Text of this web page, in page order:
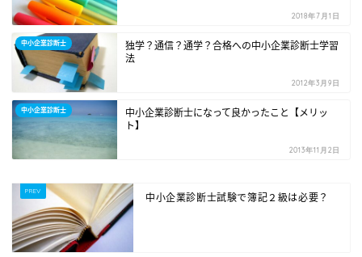
2018年7月1日
中小企業診断士
独学？通信？通学？合格への中小企業診断士学習
法
2012年3月9日
中小企業診断士
中小企業診断士になって良かったこと【メリッ
ト】
2013年11月2日
中小企業診断士試験で簿記２級は必要？